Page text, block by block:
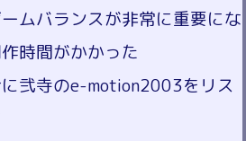
ムバランスが非常に重要にな
時間がかかった
弐寺のe-motion2003をリス